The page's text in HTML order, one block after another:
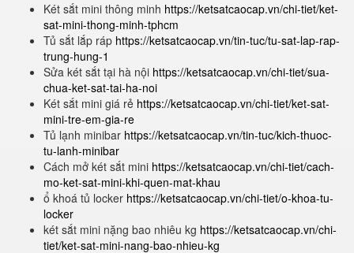
Két sắt mini thông minh https://ketsatcaocap.vn/chi-tiet/ket-
sat-mini-thong-minh-tphcm
Tủ sắt lắp ráp https://ketsatcaocap.vn/tin-tuc/tu-sat-lap-rap-
trung-hung-1
Sửa két sắt tại hà nội https://ketsatcaocap.vn/chi-tiet/sua-
chua-ket-sat-tai-ha-noi
Két sắt mini giá rẻ https://ketsatcaocap.vn/chi-tiet/ket-sat-
mini-tre-em-gia-re
Tủ lạnh minibar https://ketsatcaocap.vn/tin-tuc/kich-thuoc-
tu-lanh-minibar
Cách mở két sắt mini https://ketsatcaocap.vn/chi-tiet/cach-
mo-ket-sat-mini-khi-quen-mat-khau
ổ khoá tủ locker https://ketsatcaocap.vn/chi-tiet/o-khoa-tu-
locker
két sắt mini nặng bao nhiêu kg https://ketsatcaocap.vn/chi-
tiet/ket-sat-mini-nang-bao-nhieu-kg